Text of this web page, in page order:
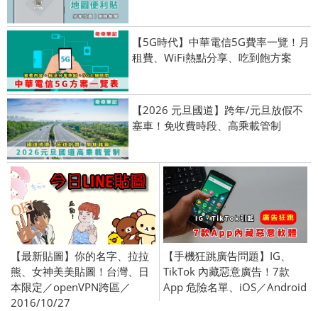
【5G時代】中華電信5G費率一覽！月
租費、WiFi熱點分享、吃到飽方案
【2026 元旦國道】跨年/元旦放假不
塞車！免收費時段、高乘載管制
【最新貼圖】你的名字、拉拉
熊、女神美美貼圖！台灣、日
本限定／openVPN跨區／
2016/10/27
【手機狂跳廣告問題】IG、
TikTok 內藏惡意廣告！7款
App 危險名單、iOS／Android